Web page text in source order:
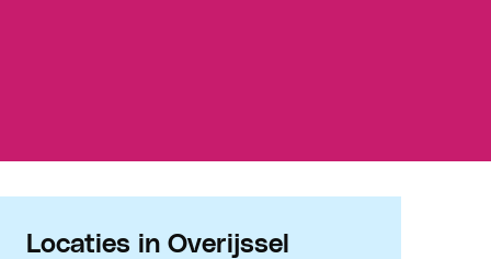
Locaties in Overijssel